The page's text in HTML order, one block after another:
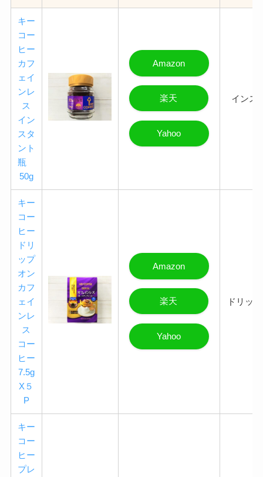
キー
コー
ヒー
カフ
ェイ
ンレ
ス
イン
スタ
ント
瓶
50g
Amazon
楽天
Yahoo
インス
キー
コー
ヒー
ドリ
ップ
オン
カフ
ェイ
ンレ
ス
コー
ヒー
7.5g
X５
P
Amazon
楽天
Yahoo
ドリッ
キー
コー
ヒー
プレ